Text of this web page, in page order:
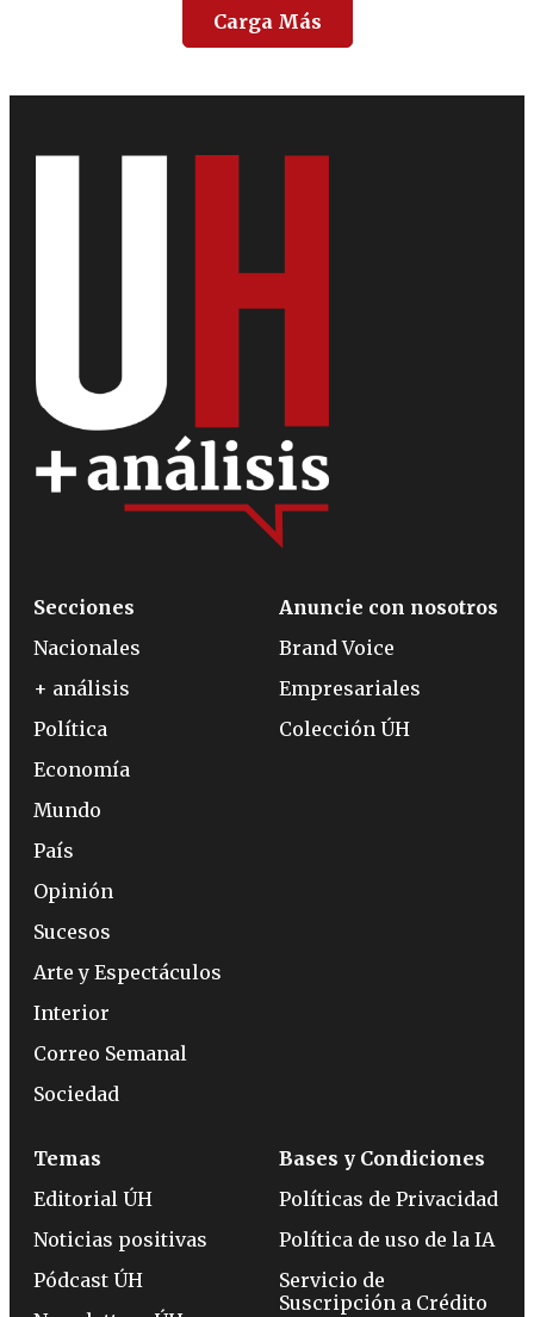
Carga Más
Secciones
Nacionales
+ análisis
Política
Economía
Mundo
País
Opinión
Sucesos
Arte y Espectáculos
Interior
Correo Semanal
Sociedad
Anuncie con nosotros
Brand Voice
Empresariales
Colección ÚH
Temas
Editorial ÚH
Noticias positivas
Pódcast ÚH
Bases y Condiciones
Políticas de Privacidad
Política de uso de la IA
Servicio de
Suscripción a Crédito